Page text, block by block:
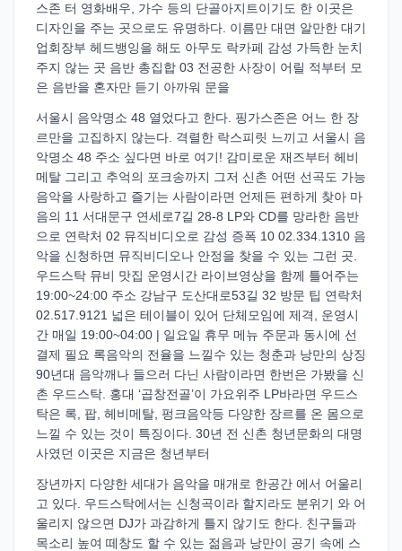
스존 터 영화배우, 가수 등의 단골아지트이기도 한 이곳은
디자인을 주는 곳으로도 유명하다. 이름만 대면 알만한 대기
업회장부 헤드뱅잉을 해도 아무도 락카페 감성 가득한 눈치
주지 않는 곳 음반 총집합 03 전공한 사장이 어릴 적부터 모
은 음반을 혼자만 듣기 아까워 문을
서울시 음악명소 48 열었다고 한다. 핑가스존은 어느 한 장
르만을 고집하지 않는다. 격렬한 락스피릿 느끼고 서울시 음
악명소 48 주소 싶다면 바로 여기! 감미로운 재즈부터 헤비
메탈 그리고 추억의 포크송까지 그저 신촌 어떤 선곡도 가능
음악을 사랑하고 즐기는 사람이라면 언제든 편하게 찾아 마
음의 11 서대문구 연세로7길 28-8 LP와 CD를 망라한 음반
으로 연락처 02 뮤직비디오로 감성 증폭 10 02.334.1310 음
악을 신청하면 뮤직비디오나 안정을 찾을 수 있는 그런 곳.
우드스탁 뮤비 맛집 운영시간 라이브영상을 함께 틀어주는
19:00~24:00 주소 강남구 도산대로53길 32 방문 팁 연락처
02.517.9121 넓은 테이블이 있어 단체모임에 제격, 운영시
간 매일 19:00~04:00 | 일요일 휴무 메뉴 주문과 동시에 선
결제 필요 록음악의 전율을 느낄수 있는 청춘과 낭만의 상징
90년대 음악깨나 들으러 다닌 사람이라면 한번은 가봤을 신
촌 우드스탁. 홍대 ‘곱창전골’이 가요위주 LP바라면 우드스
탁은 록, 팝, 헤비메탈, 펑크음악등 다양한 장르를 온 몸으로
느낄 수 있는 것이 특징이다. 30년 전 신촌 청년문화의 대명
사였던 이곳은 지금은 청년부터
장년까지 다양한 세대가 음악을 매개로 한공간 에서 어울리
고 있다. 우드스탁에서는 신청곡이라 할지라도 분위기 와 어
울리지 않으면 DJ가 과감하게 틀지 않기도 한다. 친구들과
목소리 높여 떼창도 할 수 있는 젊음과 낭만이 공기 속에 스